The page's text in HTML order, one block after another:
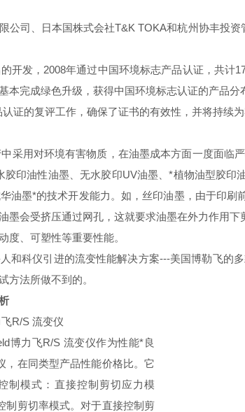
公司、日本国株式会社T&K TOKA和杭州协丰投资
开发， 2008年通过中国环境标志产品认证，共计
本完成绿色升级，获得中国环境标志认证的产品
认证的复评工作，确保了证书的有效性，并将持续
采用对环境有害物质，在油墨成本方面一度面临
胶印油性油墨、无水胶印UV油墨、*植物油型胶印
油墨*的技术开发能力。如，丝印油墨，由于印
墨会受挤压通过网孔，这就要求油墨在外力作用
度、可塑性等重要性能。
和科仪引进的流变性能解决方案---美国博勒飞的
方法所做不到的。
飞R/S 流变仪
博力飞R/S 流变仪作为性能*良
，在同类型产品性能价格比。它
制模式：直接控制剪切应力模
制剪切率模式。对于直接控制剪